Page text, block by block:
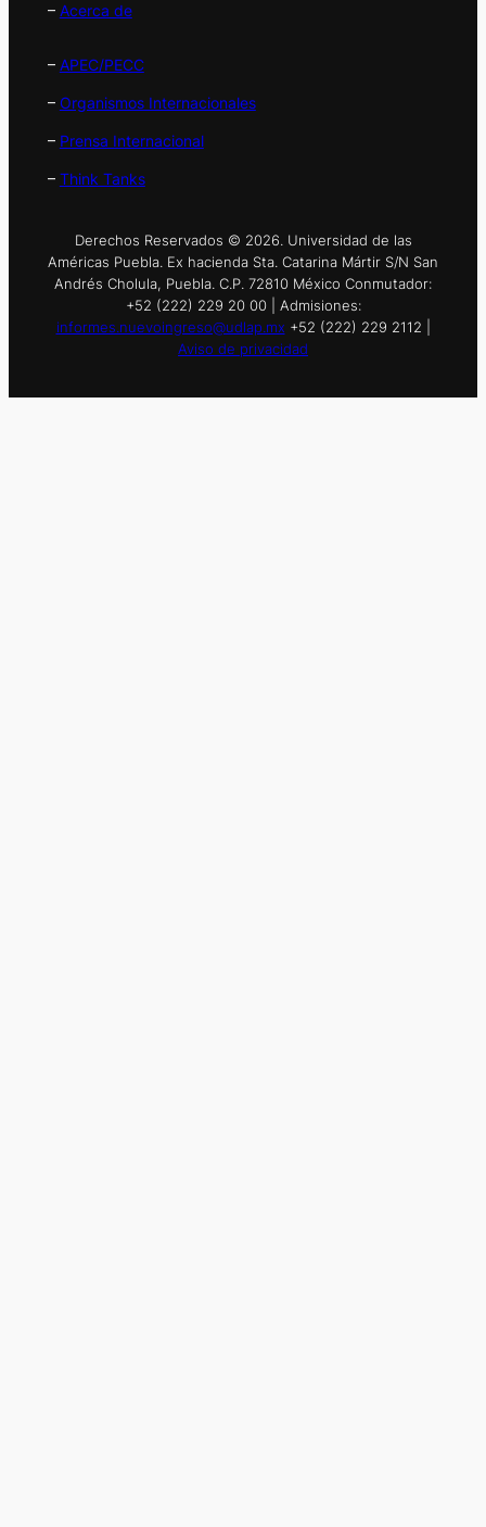
– Acerca de
– APEC/PECC
– Organismos Internacionales
– Prensa Internacional
– Think Tanks
Derechos Reservados © 2026. Universidad de las
Américas Puebla. Ex hacienda Sta. Catarina Mártir S/N San
Andrés Cholula, Puebla. C.P. 72810 México Conmutador:
+52 (222) 229 20 00 | Admisiones:
informes.nuevoingreso@udlap.mx +52 (222) 229 2112 |
Aviso de privacidad